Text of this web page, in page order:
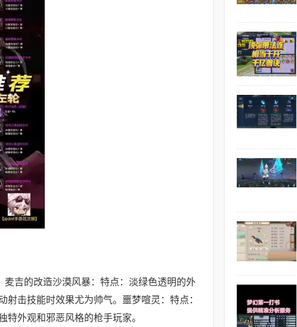
吉的改造沙漠风暴：特点：淡绿色透明的外
击技能时效果尤为帅气。噩梦喧灵：特点：
外观和邪恶风格的枪手玩家。